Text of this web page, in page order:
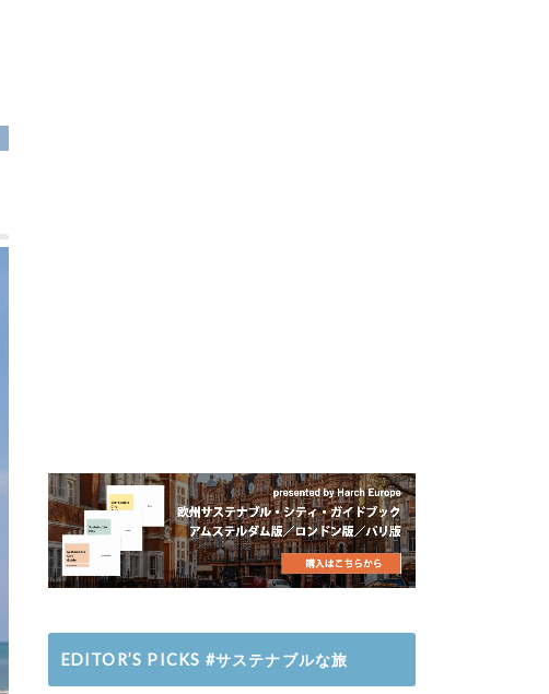
EDITOR’S PICKS #サステナブルな旅